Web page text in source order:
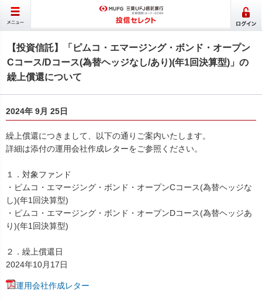
【投資信託】「ピムコ・エマージング・ボンド・オープン
Cコース/Dコース(為替ヘッジなし/あり)(年1回決算型)」の
繰上償還について
2024年 9月 25日
繰上償還につきまして、以下の通りご案内いたします。
詳細は添付の運用会社作成レターをご参照ください。
１．対象ファンド
・ピムコ・エマージング・ボンド・オープンCコース(為替ヘッジな
し)(年1回決算型)
・ピムコ・エマージング・ボンド・オープンDコース(為替ヘッジあ
り)(年1回決算型)
２．繰上償還日
2024年10月17日
運用会社作成レター